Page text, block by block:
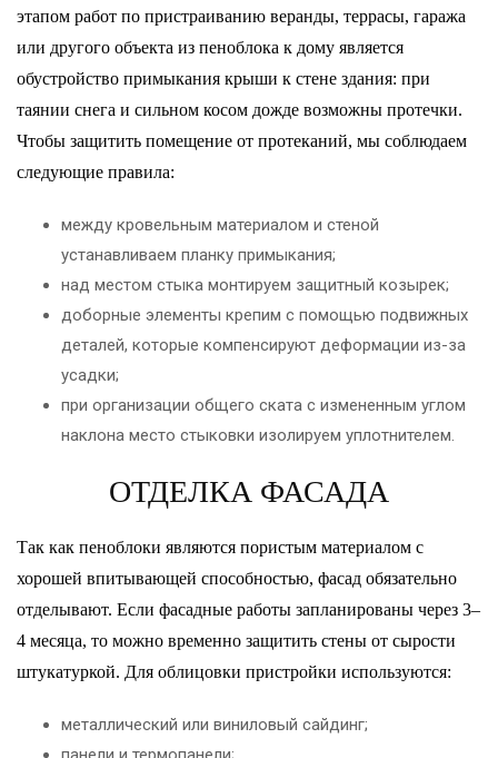
этапом работ по пристраиванию веранды, террасы, гаража
или другого объекта из пеноблока к дому является
обустройство примыкания крыши к стене здания: при
таянии снега и сильном косом дожде возможны протечки.
Чтобы защитить помещение от протеканий, мы соблюдаем
следующие правила:
между кровельным материалом и стеной
устанавливаем планку примыкания;
над местом стыка монтируем защитный козырек;
доборные элементы крепим с помощью подвижных
деталей, которые компенсируют деформации из-за
усадки;
при организации общего ската с измененным углом
наклона место стыковки изолируем уплотнителем.
ОТДЕЛКА ФАСАДА
Так как пеноблоки являются пористым материалом с
хорошей впитывающей способностью, фасад обязательно
отделывают. Если фасадные работы запланированы через 3–
4 месяца, то можно временно защитить стены от сырости
штукатуркой. Для облицовки пристройки используются:
металлический или виниловый сайдинг;